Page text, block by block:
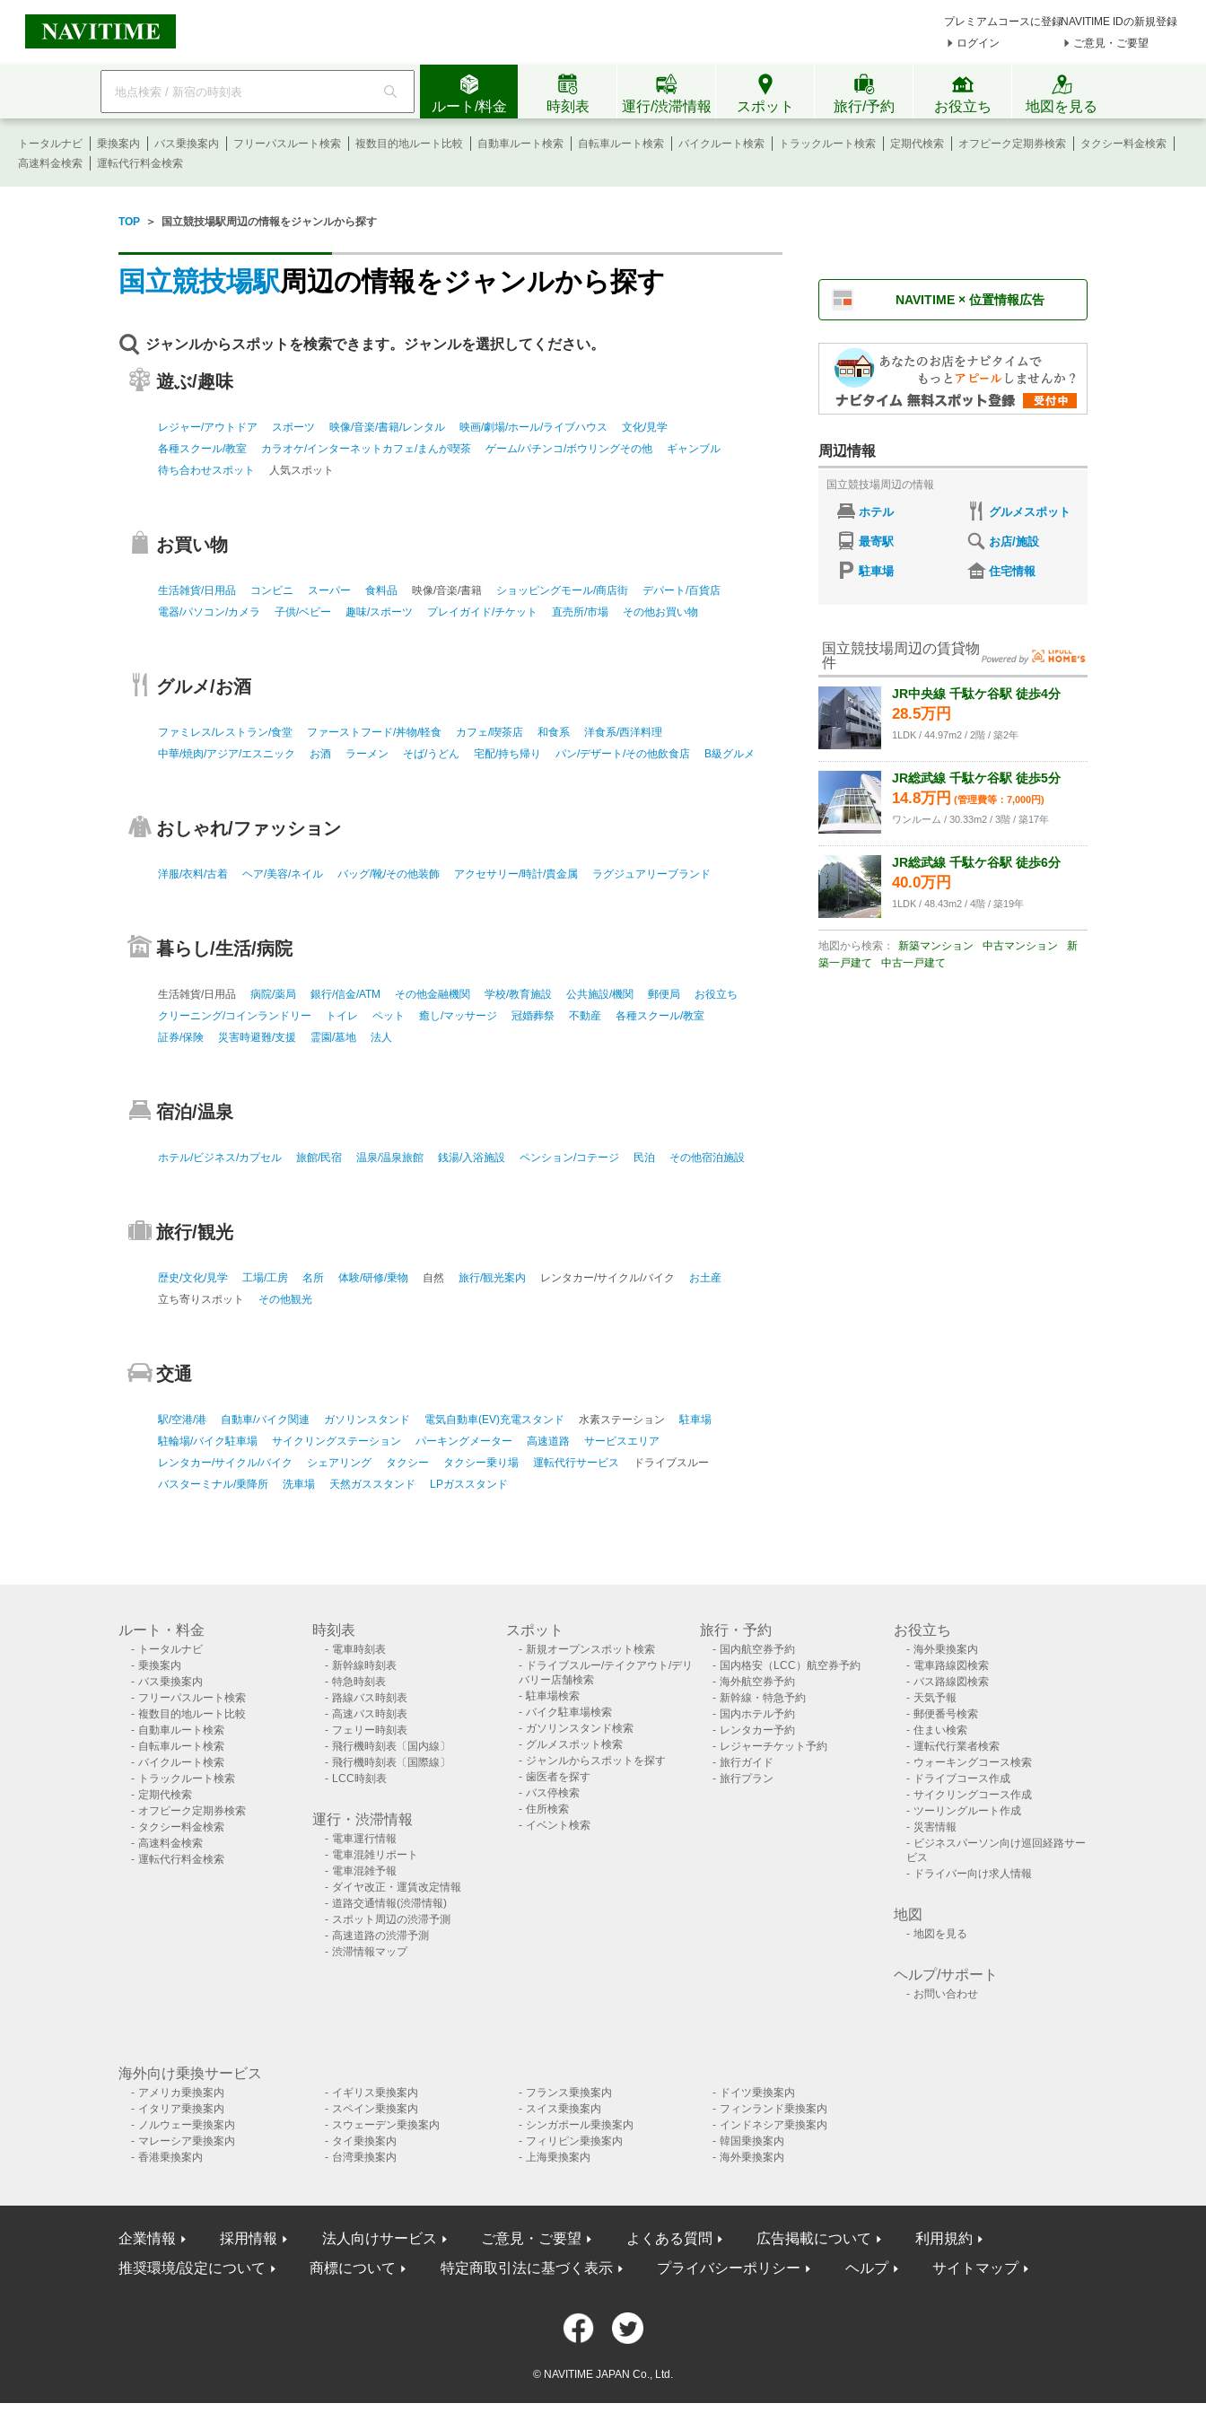
プレミアムコースに登録NAVITIME IDの新規登録
ログイン
ご意見・ご要望
フ
ワ
ド
検
ルート/料金 時刻表 運行/渋滞情報 スポット 旅行/予約 お役立ち 地図を見る
トータルナビ 乗換案内 バス乗換案内 フリーパスルート検索 複数目的地ルート比較 自動車ルート検索 自転車ルート検索 バイクルート検索 トラックルート検索 定期代検索 オフピーク定期券検索
タクシー料金検索
高速料金検索
運転代行料金検索
TOP ＞ 国立競技場駅周辺の情報をジャンルから探す
国立競技場駅周辺の情報をジャンルから探す
ジャンルからスポットを検索できます。ジャンルを選択してください。
遊ぶ/趣味
レジャー/アウトドア スポーツ 映像/音楽/書籍/レンタル 映画/劇場/ホール/ライブハウス
文化/見学
各種スクール/教室
カラオケ/インターネットカフェ/まんが喫茶 ゲーム/パチンコ/ボウリングその他
ギャンブル
待ち合わせスポット
人気スポット
お買い物
生活雑貨/日用品 コンビニ スーパー 食料品 映像/音楽/書籍 ショッピングモール/商店街
デパート/百貨店
電器/パソコン/カメラ
子供/ベビー 趣味/スポーツ プレイガイド/チケット 直売所/市場 その他お買い物
グルメ/お酒
ファミレス/レストラン/食堂 ファーストフード/丼物/軽食 カフェ/喫茶店 和食系
洋食系/西洋料理
中華/焼肉/アジア/エスニック
お酒 ラーメン そば/うどん 宅配/持ち帰り パン/デザート/その他飲食店 B級グルメ
おしゃれ/ファッション
洋服/衣料/古着 ヘア/美容/ネイル バッグ/靴/その他装飾 アクセサリー/時計/貴金属 ラグジュアリーブランド
暮らし/生活/病院
生活雑貨/日用品 病院/薬局 銀行/信金/ATM その他金融機関 学校/教育施設 公共施設/機関 郵便局
お役立ち
クリーニング/コインランドリー
トイレ ペット 癒し/マッサージ 冠婚葬祭 不動産
各種スクール/教室
証券/保険
災害時避難/支援 霊園/墓地 法人
宿泊/温泉
ホテル/ビジネス/カプセル 旅館/民宿 温泉/温泉旅館 銭湯/入浴施設 ペンション/コテージ 民泊 その他宿泊施設
旅行/観光
歴史/文化/見学 工場/工房 名所 体験/研修/乗物 自然 旅行/観光案内 レンタカー/サイクル/バイク
お土産
立ち寄りスポット
その他観光
交通
駅/空港/港 自動車/バイク関連 ガソリンスタンド 電気自動車(EV)充電スタンド 水素ステーション
駐車場
駐輪場/バイク駐車場
サイクリングステーション パーキングメーター 高速道路
サービスエリア
レンタカー/サイクル/バイク
シェアリング タクシー タクシー乗り場 運転代行サービス
ドライブスルー
バスターミナル/乗降所
洗車場 天然ガススタンド LPガススタンド
NAVITIME × 位置情報広告
周辺情報
国立競技場周辺の情報
ホテル グルメスポット
最寄駅 お店/施設
駐車場 住宅情報
国立競技場周辺の賃貸物
件
JR中央線 千駄ケ谷駅 徒歩4分
28.5万円
1LDK / 44.97m2 / 2階 / 築2年
JR総武線 千駄ケ谷駅 徒歩5分
14.8万円 (管理費等：7,000円)
ワンルーム / 30.33m2 / 3階 / 築17年
JR総武線 千駄ケ谷駅 徒歩6分
40.0万円
1LDK / 48.43m2 / 4階 / 築19年
地図から検索： 新築マンション 中古マンション
新
築一戸建て
中古一戸建て
ルート・料金
トータルナビ
乗換案内
バス乗換案内
フリーパスルート検索
複数目的地ルート比較
自動車ルート検索
自転車ルート検索
バイクルート検索
トラックルート検索
定期代検索
オフピーク定期券検索
タクシー料金検索
高速料金検索
運転代行料金検索
時刻表
電車時刻表
新幹線時刻表
特急時刻表
路線バス時刻表
高速バス時刻表
フェリー時刻表
飛行機時刻表〔国内線〕
飛行機時刻表〔国際線〕
LCC時刻表
運行・渋滞情報
電車運行情報
電車混雑リポート
電車混雑予報
ダイヤ改正・運賃改定情報
道路交通情報(渋滞情報)
スポット周辺の渋滞予測
高速道路の渋滞予測
渋滞情報マップ
スポット
新規オープンスポット検索
ドライブスルー/テイクアウト/デリ
バリー店舗検索
駐車場検索
バイク駐車場検索
ガソリンスタンド検索
グルメスポット検索
ジャンルからスポットを探す
歯医者を探す
バス停検索
住所検索
イベント検索
旅行・予約
国内航空券予約
国内格安（LCC）航空券予約
海外航空券予約
新幹線・特急予約
国内ホテル予約
レンタカー予約
レジャーチケット予約
旅行ガイド
旅行プラン
お役立ち
海外乗換案内
電車路線図検索
バス路線図検索
天気予報
郵便番号検索
住まい検索
運転代行業者検索
ウォーキングコース検索
ドライブコース作成
サイクリングコース作成
ツーリングルート作成
災害情報
ビジネスパーソン向け巡回経路サー
ビス
ドライバー向け求人情報
地図
地図を見る
ヘルプ/サポート
お問い合わせ
海外向け乗換サービス
アメリカ乗換案内 イギリス乗換案内 フランス乗換案内
ドイツ乗換案内
イタリア乗換案内
スペイン乗換案内 スイス乗換案内
フィンランド乗換案内
ノルウェー乗換案内
スウェーデン乗換案内 シンガポール乗換案内
インドネシア乗換案内
マレーシア乗換案内
タイ乗換案内 フィリピン乗換案内
韓国乗換案内
香港乗換案内
台湾乗換案内 上海乗換案内 海外乗換案内
企業情報 採用情報 法人向けサービス ご意見・ご要望 よくある質問 広告掲載について
利用規約
推奨環境/設定について
商標について 特定商取引法に基づく表示 プライバシーポリシー ヘルプ サイトマップ
© NAVITIME JAPAN Co., Ltd.